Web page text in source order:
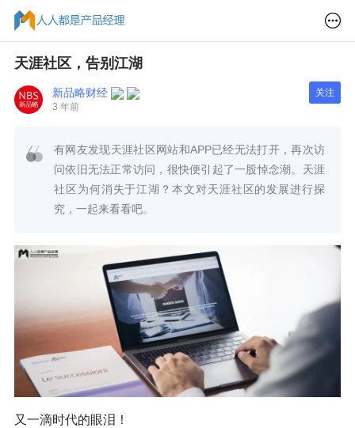
天涯社区，告别江湖
新品略财经
3 年前
关注
有网友发现天涯社区网站和APP已经无法打开，再次访
问依旧无法正常访问，很快便引起了一股悼念潮。天涯
社区为何消失于江湖？本文对天涯社区的发展进行探
究，一起来看看吧。
又一滴时代的眼泪！